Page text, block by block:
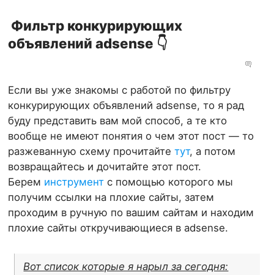
Фильтр конкурирующих
объявлений adsense 👇
Если вы уже знакомы с работой по фильтру
конкурирующих объявлений adsense, то я рад
буду представить вам мой способ, а те кто
вообще не имеют понятия о чем этот пост — то
разжеванную схему прочитайтетут, а потом
возвращайтесь и дочитайте этот пост.
Берем инструмент с помощью которого мы
получим ссылки на плохие сайты, затем
проходим в ручную по вашим сайтам и находим
плохие сайты откручивающиеся в adsense.
Вот список которые я нарыл за сегодня: